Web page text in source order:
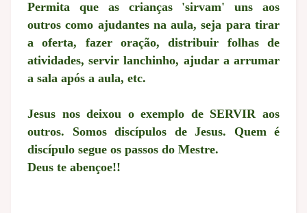
Permita que as crianças 'sirvam' uns aos
outros como ajudantes na aula, seja para tirar
a oferta, fazer oração, distribuir folhas de
atividades, servir lanchinho, ajudar a arrumar
a sala após a aula, etc.
Jesus nos deixou o exemplo de SERVIR aos
outros. Somos discípulos de Jesus. Quem é
discípulo segue os passos do Mestre.
Deus te abençoe!!